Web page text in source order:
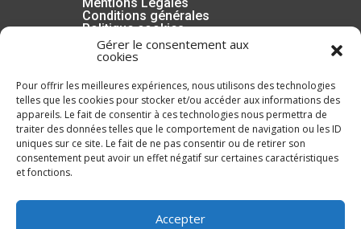
Gérer le consentement aux
cookies
Pour offrir les meilleures expériences, nous utilisons des technologies
telles que les cookies pour stocker et/ou accéder aux informations des
appareils. Le fait de consentir à ces technologies nous permettra de
traiter des données telles que le comportement de navigation ou les ID
uniques sur ce site. Le fait de ne pas consentir ou de retirer son
consentement peut avoir un effet négatif sur certaines caractéristiques
et fonctions.
Accepter
Conditions générales
Politique cookies